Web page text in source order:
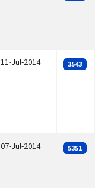
11-Jul-2014 3543
07-Jul-2014 5351